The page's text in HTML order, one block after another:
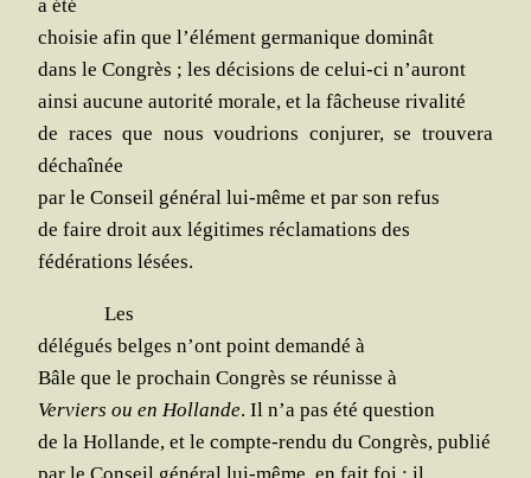
a été
choi­sie afin que l’élé­ment ger­ma­nique dominât
dans le Congrès ; les déci­sions de celui-ci n’auront
ain­si aucune auto­ri­té morale, et la fâcheuse rivalité
de races que nous vou­drions conju­rer, se trou­ve­ra
déchaînée
par le Conseil géné­ral lui-même et par son refus
de faire droit aux légi­times récla­ma­tions des
fédé­ra­tions lésées.
Les
délé­gués belges n’ont point deman­dé à
Bâle que le pro­chain Congrès se réunisse à
Ver­viers ou en Hol­lande. Il n’a pas été question
de la Hol­lande, et le compte-ren­du du Congrès, publié